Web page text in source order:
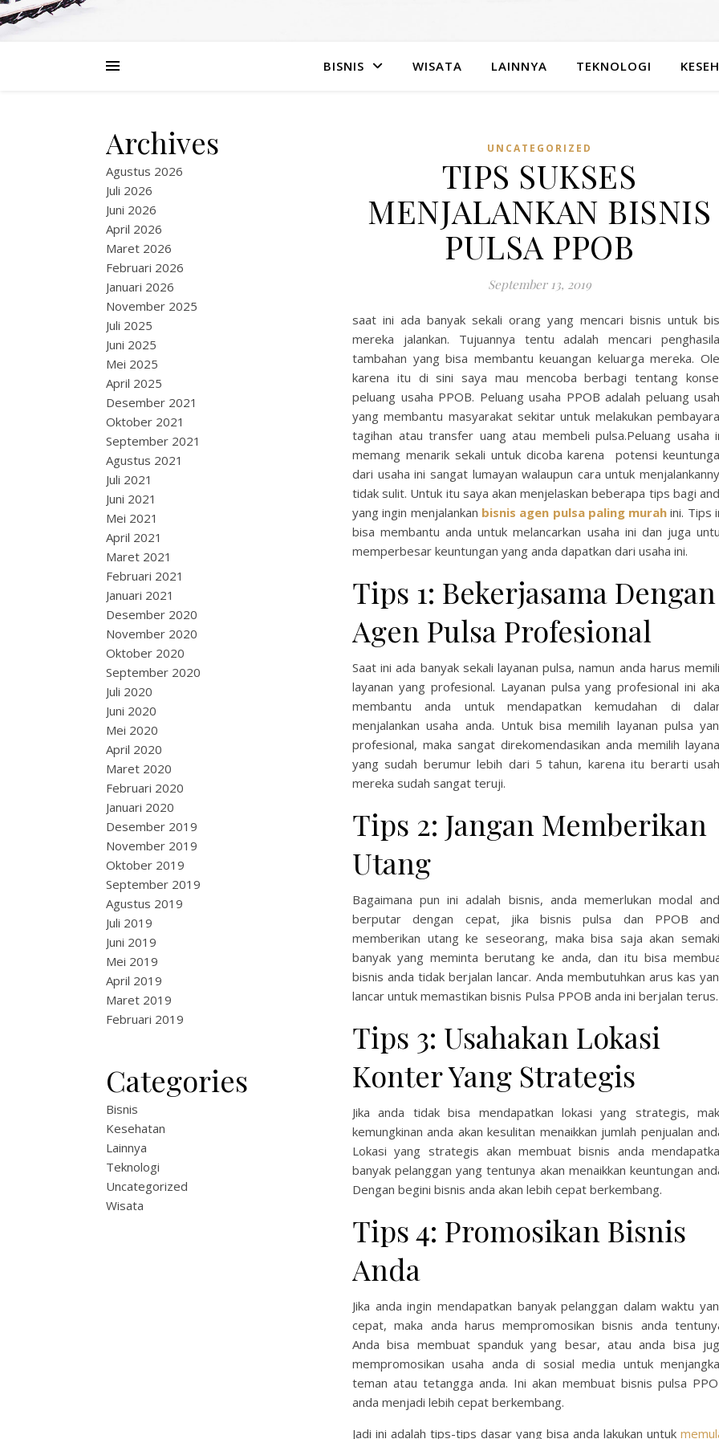
BISNIS WISATA LAINNYA TEKNOLOGI
Archives
Agustus 2026
Juli 2026
Juni 2026
April 2026
Maret 2026
Februari 2026
Januari 2026
November 2025
Juli 2025
Juni 2025
Mei 2025
April 2025
Desember 2021
Oktober 2021
September 2021
Agustus 2021
Juli 2021
Juni 2021
Mei 2021
April 2021
Maret 2021
Februari 2021
Januari 2021
Desember 2020
November 2020
Oktober 2020
September 2020
Juli 2020
Juni 2020
Mei 2020
April 2020
Maret 2020
Februari 2020
Januari 2020
Desember 2019
November 2019
Oktober 2019
September 2019
Agustus 2019
Juli 2019
Juni 2019
Mei 2019
April 2019
Maret 2019
Februari 2019
Categories
Bisnis
Kesehatan
Lainnya
Teknologi
Uncategorized
Wisata
UNCATEGORIZED
TIPS SUKSES
MENJALANKAN BISNIS
PULSA PPOB
September 13, 2019
saat ini ada banyak sekali orang yang mencari bisnis untuk
mereka jalankan. Tujuannya tentu adalah mencari
tambahan yang bisa membantu keuangan keluarga mereka.
karena itu di sini saya mau mencoba berbagi tentang
peluang usaha PPOB. Peluang usaha PPOB adalah peluang
yang membantu masyarakat sekitar untuk melakukan
tagihan atau transfer uang atau membeli pulsa.Peluang usaha
memang menarik sekali untuk dicoba karena potensi
dari usaha ini sangat lumayan walaupun cara untuk
tidak sulit. Untuk itu saya akan menjelaskan beberapa tips bagi
yang ingin menjalankan bisnis agen pulsa paling murah ini. Tips
bisa membantu anda untuk melancarkan usaha ini dan juga
memperbesar keuntungan yang anda dapatkan dari usaha ini.
Tips 1: Bekerjasama Dengan
Agen Pulsa Profesional
Saat ini ada banyak sekali layanan pulsa, namun anda harus
layanan yang profesional. Layanan pulsa yang profesional ini
membantu anda untuk mendapatkan kemudahan di
menjalankan usaha anda. Untuk bisa memilih layanan pulsa
profesional, maka sangat direkomendasikan anda memilih
yang sudah berumur lebih dari 5 tahun, karena itu berarti
mereka sudah sangat teruji.
Tips 2: Jangan Memberikan
Utang
Bagaimana pun ini adalah bisnis, anda memerlukan modal
berputar dengan cepat, jika bisnis pulsa dan PPOB
memberikan utang ke seseorang, maka bisa saja akan
banyak yang meminta berutang ke anda, dan itu bisa
bisnis anda tidak berjalan lancar. Anda membutuhkan arus kas
lancar untuk memastikan bisnis Pulsa PPOB anda ini berjalan terus.
Tips 3: Usahakan Lokasi
Konter Yang Strategis
Jika anda tidak bisa mendapatkan lokasi yang strategis,
kemungkinan anda akan kesulitan menaikkan jumlah penjualan
Lokasi yang strategis akan membuat bisnis anda
banyak pelanggan yang tentunya akan menaikkan keuntungan
Dengan begini bisnis anda akan lebih cepat berkembang.
Tips 4: Promosikan Bisnis
Anda
Jika anda ingin mendapatkan banyak pelanggan dalam waktu
cepat, maka anda harus mempromosikan bisnis anda
Anda bisa membuat spanduk yang besar, atau anda bisa
mempromosikan usaha anda di sosial media untuk
teman atau tetangga anda. Ini akan membuat bisnis pulsa
anda menjadi lebih cepat berkembang.
Jadi ini adalah tips-tips dasar yang bisa anda lakukan untuk